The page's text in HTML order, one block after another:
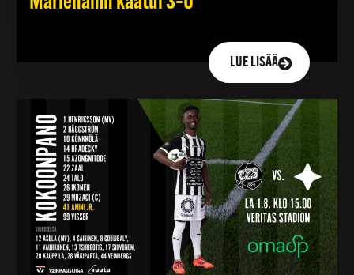
LUE LISÄÄ